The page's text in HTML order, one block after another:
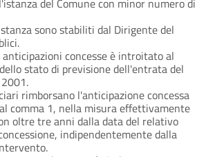
sono stabiliti dal Dirigente del
concesse è introitato al
stato di previsione dell'entrata del
rimborsano l'anticipazione concessa
comma 1, nella misura effettivamente
oltre tre anni dalla data del relativo
indipendentemente dalla